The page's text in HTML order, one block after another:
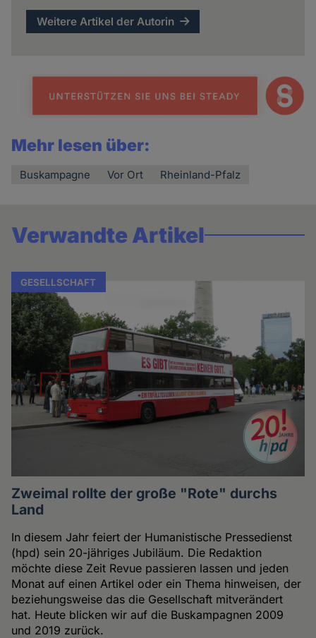
Weitere Artikel der Autorin
Mehr lesen über:
Buskampagne Vor Ort Rheinland-Pfalz
Verwandte Artikel
GESELLSCHAFT
Zweimal rollte der große "Rote" durchs
Land
In diesem Jahr feiert der Humanistische Pressedienst
(hpd) sein 20-jähriges Jubiläum. Die Redaktion
möchte diese Zeit Revue passieren lassen und jeden
Monat auf einen Artikel oder ein Thema hinweisen, der
beziehungsweise das die Gesellschaft mitverändert
hat. Heute blicken wir auf die Buskampagnen 2009
und 2019 zurück.